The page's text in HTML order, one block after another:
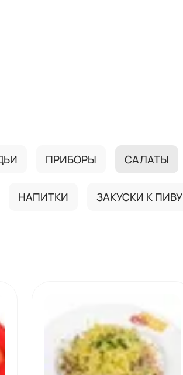
ПРИБОРЫ САЛАТЫ
НАПИТКИ ЗАКУСКИ К ПИВУ